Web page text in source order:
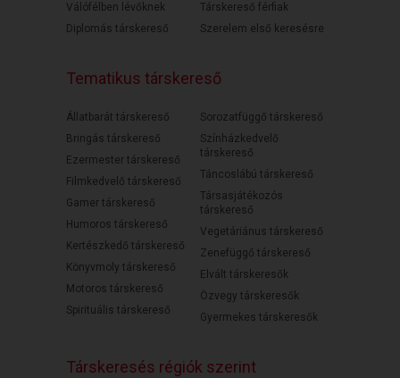
Válófélben lévőknek
Diplomás társkereső
Társkereső férfiak
Szerelem első keresésre
Tematikus társkereső
Állatbarát társkereső
Bringás társkereső
Ezermester társkereső
Filmkedvelő társkereső
Gamer társkereső
Humoros társkereső
Kertészkedő társkereső
Könyvmoly társkereső
Motoros társkereső
Spirituális társkereső
Sorozatfüggő társkereső
Színházkedvelő
társkereső
Táncoslábú társkereső
Társasjátékozós
társkereső
Vegetáriánus társkereső
Zenefüggő társkereső
Elvált társkeresők
Özvegy társkeresők
Gyermekes társkeresők
Társkeresés régiók szerint